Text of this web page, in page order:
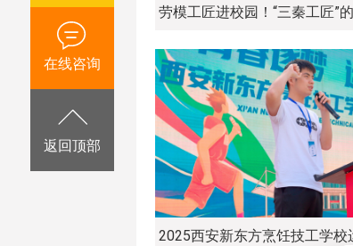
在线咨询
返回顶部